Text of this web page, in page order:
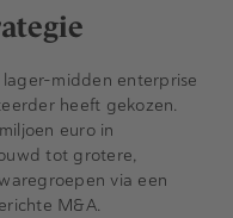
midden enterprise
heeft gekozen.
euro in
tot grotere,
via een
M&A.